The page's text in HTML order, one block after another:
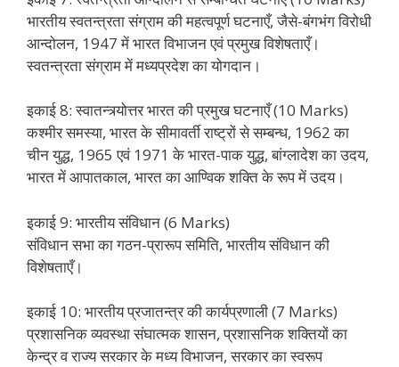
भारतीय स्वतन्त्रता संग्राम की महत्वपूर्ण घटनाएँ, जैसे-बंगभंग विरोधी
आन्दोलन, 1947 में भारत विभाजन एवं प्रमुख विशेषताएँ।
स्वतन्त्रता संग्राम में मध्यप्रदेश का योगदान।
इकाई 8: स्वातन्त्र्योत्तर भारत की प्रमुख घटनाएँ (10 Marks)
कश्मीर समस्या, भारत के सीमावर्ती राष्ट्रों से सम्बन्ध, 1962 का
चीन युद्ध, 1965 एवं 1971 के भारत-पाक युद्ध, बांग्लादेश का उदय,
भारत में आपातकाल, भारत का आण्विक शक्ति के रूप में उदय।
इकाई 9: भारतीय संविधान (6 Marks)
संविधान सभा का गठन-प्रारूप समिति, भारतीय संविधान की
विशेषताएँ।
इकाई 10: भारतीय प्रजातन्त्र की कार्यप्रणाली (7 Marks)
प्रशासनिक व्यवस्था संघात्मक शासन, प्रशासनिक शक्तियों का
केन्द्र व राज्य सरकार के मध्य विभाजन, सरकार का स्वरूप